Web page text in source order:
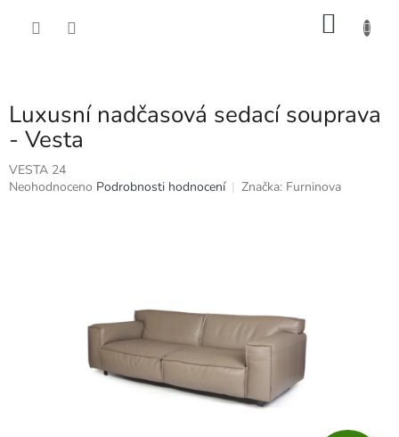
Luxusní nadčasová sedací souprava
- Vesta
VESTA 24
Průměrné
Neohodnoceno Podrobnosti hodnocení Značka: Furninova